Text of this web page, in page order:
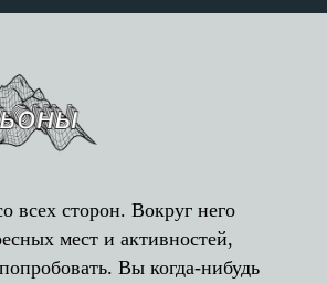
всех сторон. Вокруг него
мест и активностей,
Вы когда-нибудь